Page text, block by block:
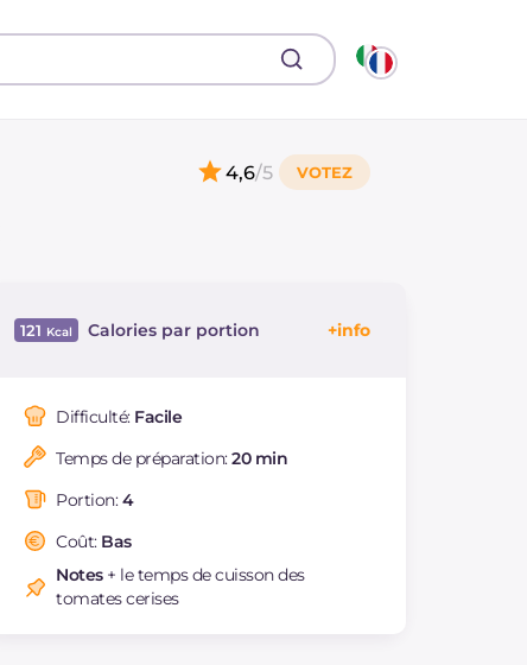
4,6/5
121 Calories par portion
Dont sucres
Protéine g
Graisses
saturés
Fibre g
Cholestérol
Difficulté: Facile
Temps de préparation:20 min
Portion:4
Coût: Bas
Notes+ le temps de cuisson des
tomates cerises